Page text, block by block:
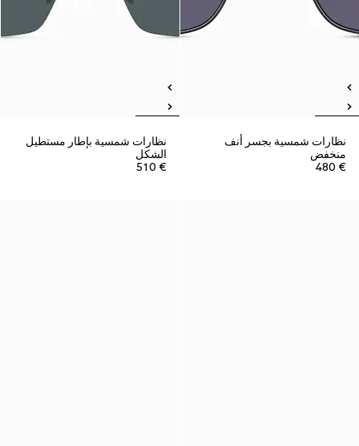
نظارات شمسية بجسر أنف
منخفض
€ 480
نظارات شمسية بإطار مستطيل
الشكل
€ 510